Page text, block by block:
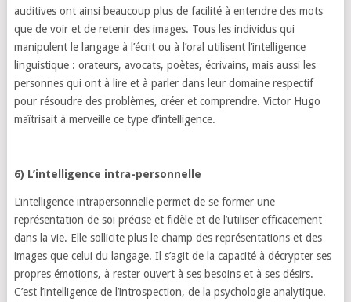
auditives ont ainsi beaucoup plus de facilité à entendre des mots
que de voir et de retenir des images. Tous les individus qui
manipulent le langage à l’écrit ou à l’oral utilisent l’intelligence
linguistique : orateurs, avocats, poètes, écrivains, mais aussi les
personnes qui ont à lire et à parler dans leur domaine respectif
pour résoudre des problèmes, créer et comprendre. Victor Hugo
maîtrisait à merveille ce type d’intelligence.
6) L’intelligence intra-personnelle
L’intelligence intrapersonnelle permet de se former une
représentation de soi précise et fidèle et de l’utiliser efficacement
dans la vie. Elle sollicite plus le champ des représentations et des
images que celui du langage. Il s’agit de la capacité à décrypter ses
propres émotions, à rester ouvert à ses besoins et à ses désirs.
C’est l’intelligence de l’introspection, de la psychologie analytique.